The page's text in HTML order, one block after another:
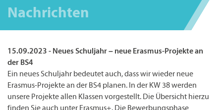
Nachrichten
15.09.2023 - Neues Schuljahr – neue Erasmus-Projekte an
der BS4
Ein neues Schuljahr bedeutet auch, dass wir wieder neue
Erasmus-Projekte an der BS4 planen. In der KW 38 werden
unsere Projekte allen Klassen vorgestellt. Die Übersicht hierzu
finden Sie auch unter Erasmus+. Die Bewerbungsphase